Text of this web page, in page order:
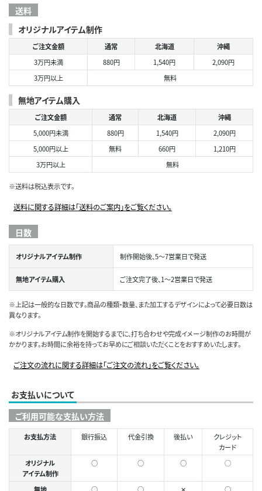
送料
オリジナルアイテム制作
ご注文金額 通常 北海道
沖縄
3万円未満
880円 1,540円
2,090円
3万円以上
無料
無地アイテム購入
ご注文金額 通常 北海道
沖縄
5,000円未満
880円 1,540円
2,090円
5,000円以上
無料 660円
1,210円
3万円以上
無料
※送料は税込表示です。
送料に関する詳細は「送料のご案内」をご覧ください。
日数
オリジナルアイテム制作 制作開始後、5～7営業日で発送
無地アイテム購入 ご注文完了後、1～2営業日で発送
※上記は一般的な日数です。商品の種類・数量、また加工するデザインによって必要日数は
異なります。
※オリジナルアイテム制作を開始するまでに、打ち合わせや完成イメージ制作のお時間が
かかります。お時間に余裕を持ってお早めにご相談いただくことをおすすめいたします。
ご注文の流れに関する詳細は「ご注文の流れ」をご覧ください。
お支払いについて
ご利用可能な支払い方法
お支払方法 銀行振込 代金引換 後払い
クレジット
カード
オリジナル
アイテム制作
○ ○ ○ ◯